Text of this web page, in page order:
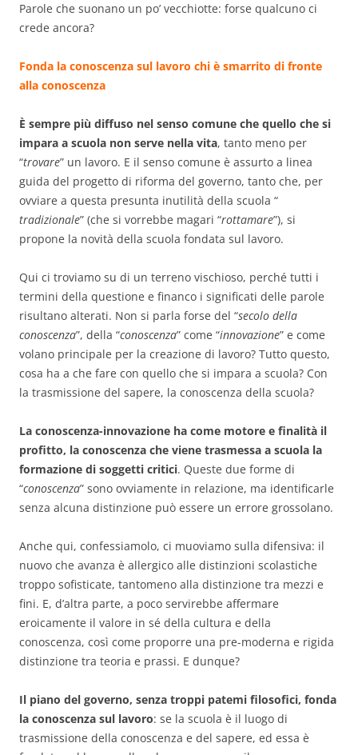
Parole che suonano un po’ vecchiotte: forse qualcuno ci
crede ancora?
Fonda la conoscenza sul lavoro chi è smarrito di fronte
alla conoscenza
È sempre più diffuso nel senso comune che quello che si
impara a scuola non serve nella vita, tanto meno per
“trovare” un lavoro. E il senso comune è assurto a linea
guida del progetto di riforma del governo, tanto che, per
ovviare a questa presunta inutilità della scuola “
tradizionale” (che si vorrebbe magari “rottamare”), si
propone la novità della scuola fondata sul lavoro.
Qui ci troviamo su di un terreno vischioso, perché tutti i
termini della questione e financo i significati delle parole
risultano alterati. Non si parla forse del “secolo della
conoscenza”, della “conoscenza” come “innovazione” e come
volano principale per la creazione di lavoro? Tutto questo,
cosa ha a che fare con quello che si impara a scuola? Con
la trasmissione del sapere, la conoscenza della scuola?
La conoscenza-innovazione ha come motore e finalità il
profitto, la conoscenza che viene trasmessa a scuola la
formazione di soggetti critici. Queste due forme di
“conoscenza” sono ovviamente in relazione, ma identificarle
senza alcuna distinzione può essere un errore grossolano.
Anche qui, confessiamolo, ci muoviamo sulla difensiva: il
nuovo che avanza è allergico alle distinzioni scolastiche
troppo sofisticate, tantomeno alla distinzione tra mezzi e
fini. E, d’altra parte, a poco servirebbe affermare
eroicamente il valore in sé della cultura e della
conoscenza, così come proporre una pre-moderna e rigida
distinzione tra teoria e prassi. E dunque?
Il piano del governo, senza troppi patemi filosofici, fonda
la conoscenza sul lavoro: se la scuola è il luogo di
trasmissione della conoscenza e del sapere, ed essa è